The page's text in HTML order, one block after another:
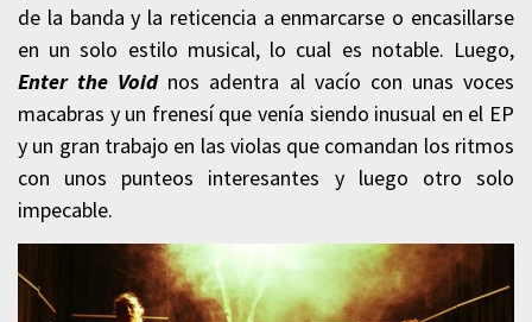
de la banda y la reticencia a enmarcarse o encasillarse
en un solo estilo musical, lo cual es notable. Luego,
Enter the Void nos adentra al vacío con unas voces
macabras y un frenesí que venía siendo inusual en el EP
y un gran trabajo en las violas que comandan los ritmos
con unos punteos interesantes y luego otro solo
impecable.